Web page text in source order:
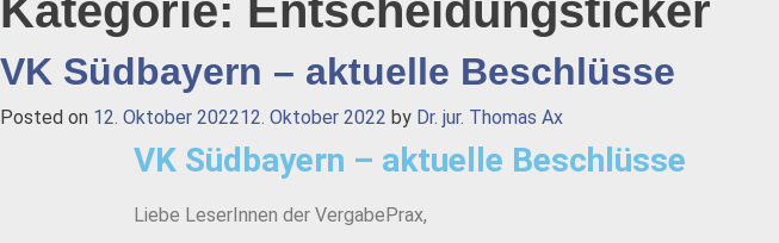
Kategorie: Entscheidungsticker
VK Südbayern – aktuelle Beschlüsse
Posted on 12. Oktober 202212. Oktober 2022 by Dr. jur. Thomas Ax
VK Südbayern – aktuelle Beschlüsse
Liebe LeserInnen der VergabePrax,